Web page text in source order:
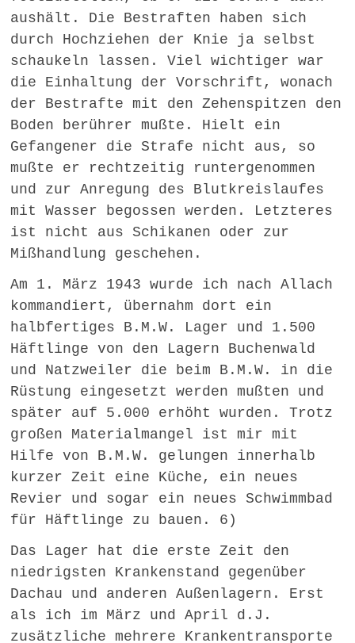
aushält. Die Bestraften haben sich
durch Hochziehen der Knie ja selbst
schaukeln lassen. Viel wichtiger war
die Einhaltung der Vorschrift, wonach
der Bestrafte mit den Zehenspitzen den
Boden berührer mußte. Hielt ein
Gefangener die Strafe nicht aus, so
mußte er rechtzeitig runtergenommen
und zur Anregung des Blutkreislaufes
mit Wasser begossen werden. Letzteres
ist nicht aus Schikanen oder zur
Mißhandlung geschehen.
Am 1. März 1943 wurde ich nach Allach
kommandiert, übernahm dort ein
halbfertiges B.M.W. Lager und 1.500
Häftlinge von den Lagern Buchenwald
und Natzweiler die beim B.M.W. in die
Rüstung eingesetzt werden mußten und
später auf 5.000 erhöht wurden. Trotz
großen Materialmangel ist mir mit
Hilfe von B.M.W. gelungen innerhalb
kurzer Zeit eine Küche, ein neues
Revier und sogar ein neues Schwimmbad
für Häftlinge zu bauen. 6)
Das Lager hat die erste Zeit den
niedrigsten Krankenstand gegenüber
Dachau und anderen Außenlagern. Erst
als ich im März und April d.J.
zusätzliche mehrere Krankentransporte